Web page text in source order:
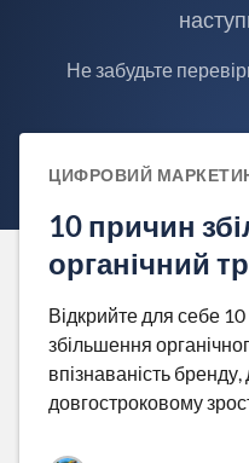
Не забудьте
ЦИФРОВИЙ
10 причин
органічний
Відкрийте для себе
збільшення
впізнаваність
довгостроковому